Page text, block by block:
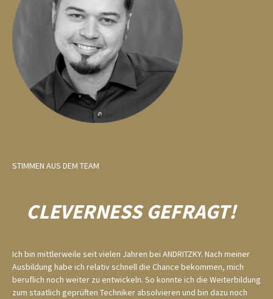
STIMMEN AUS DEM TEAM
CLEVERNESS GEFRAGT!
Ich bin mittlerweile seit vielen Jahren bei ANDRITZKY. Nach meiner
Ausbildung habe ich relativ schnell die Chance bekommen, mich
beruflich noch weiter zu entwickeln. So konnte ich die Weiterbildung
zum staatlich geprüften Techniker absolvieren und bin dazu noch